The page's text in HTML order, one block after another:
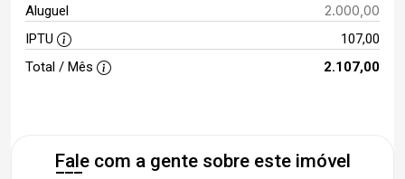
Aluguel 2.000,00
IPTU
107,00
Total / Mês
2.107,00
Fale com a gente sobre este imóvel